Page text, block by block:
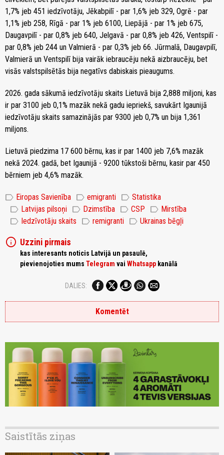
1,7% jeb 451 iedzīvotāju, Jēkabpilī - par 1,6% jeb 329, Ogrē - par
1,1% jeb 258, Rīgā - par 1% jeb 6100, Liepājā - par 1% jeb 675,
Daugavpilī - par 0,8% jeb 640, Jelgavā - par 0,8% jeb 426, Ventspilī -
par 0,8% jeb 244 un Valmierā - par 0,3% jeb 66. Jūrmalā, Daugavpilī,
Valmierā un Ventspilī bija vairāk iebraucēju nekā aizbraucēju, bet
visās valstspilsētās bija negatīvs dabiskais pieaugums.
2026. gada sākumā iedzīvotāju skaits Lietuvā bija 2,888 miljoni, kas
ir par 3100 jeb 0,1% mazāk nekā gadu iepriekš, savukārt Igaunijā
iedzīvotāju skaits samazinājās par 9300 jeb 0,7% un bija 1,361
miljons.
Lietuvā piedzima 17 600 bērnu, kas ir par 1400 jeb 7,6% mazāk
nekā 2024. gadā, bet Igaunijā - 9200 tūkstoši bērnu, kasir par 450
bērniem jeb 4,6% mazāk.
label Eiropas Savienība label emigranti label Statistika
label Latvijas pilsoņi label Dzimstība label CSP label Mirstība
label Iedzīvotāju skaits label remigranti label Ukrainas bēgļi
info Uzzini pirmais
kas interesants noticis Latvijā un pasaulē,
pievienojoties mums Telegram vai Whatsapp kanālā
DALIES:
Komentēt
Saistītās ziņas